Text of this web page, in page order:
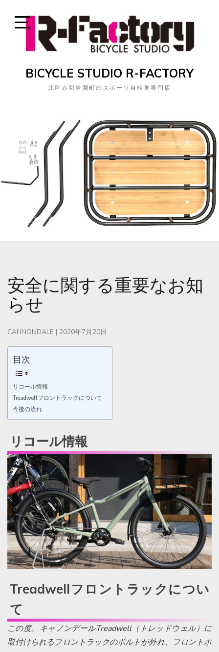
Open
Sidebar
BICYCLE STUDIO R-FACTORY
北区赤羽岩淵町のスポーツ自転車専門店
安全に関する重要なお知
らせ
CANNONDALE | 2020年7月20日
目次
リコール情報
Treadwellフロントラックについて
今後の流れ
リコール情報
Treadwellフロントラックについ
て
この度、キャノンデールTreadwell（トレッドウェル）に
取付けられるフロントラックのボルトが外れ、フロントホ